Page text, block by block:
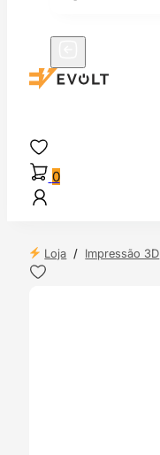
0
Loja / Impressão 3D